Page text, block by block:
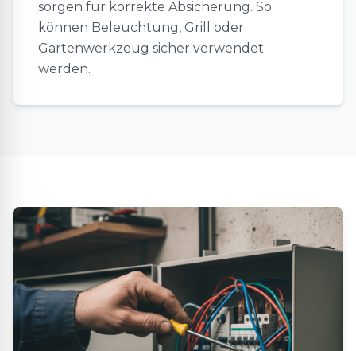
sorgen für korrekte Absicherung. So
können Beleuchtung, Grill oder
Gartenwerkzeug sicher verwendet
werden.